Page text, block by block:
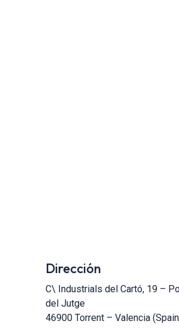
Dirección
C\ Industrials del Cartó, 19 –
del Jutge
46900 Torrent – Valencia